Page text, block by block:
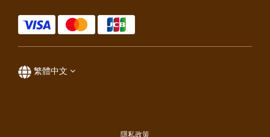
繁體中文
隱私政策